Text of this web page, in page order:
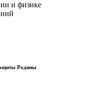
и физике
Родины